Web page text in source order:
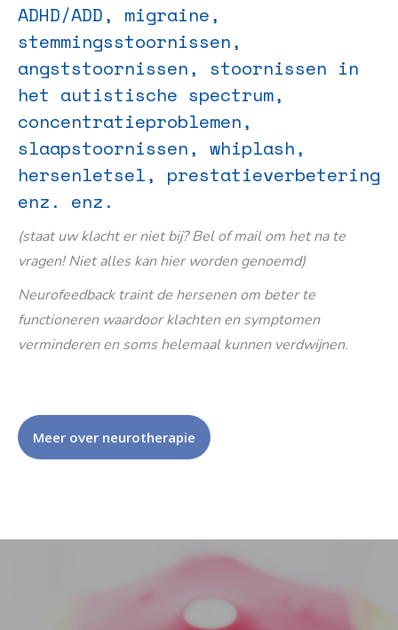
ADHD/ADD, migraine,
stemmingsstoornissen,
angststoornissen, stoornissen in
het autistische spectrum,
concentratieproblemen,
slaapstoornissen, whiplash,
hersenletsel, prestatieverbetering
enz. enz.
(staat uw klacht er niet bij? Bel of mail om het na te
vragen! Niet alles kan hier worden genoemd)
Neurofeedback traint de hersenen om beter te
functioneren waardoor klachten en symptomen
verminderen en soms helemaal kunnen verdwijnen.
Meer over neurotherapie